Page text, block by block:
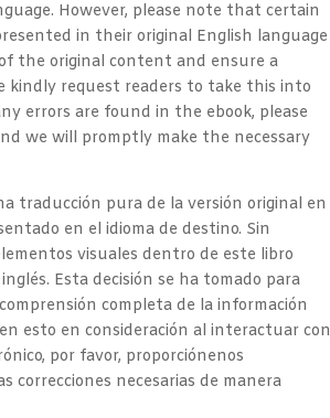
However, please note that certain
in their original English language
the original content and ensure a
kindly request readers to take this into
errors are found in the ebook, please
we will promptly make the necessary
traducción pura de la versión original en
en el idioma de destino. Sin
visuales dentro de este libro
Esta decisión se ha tomado para
completa de la información
esto en consideración al interactuar con
por favor, proporciónenos
correcciones necesarias de manera